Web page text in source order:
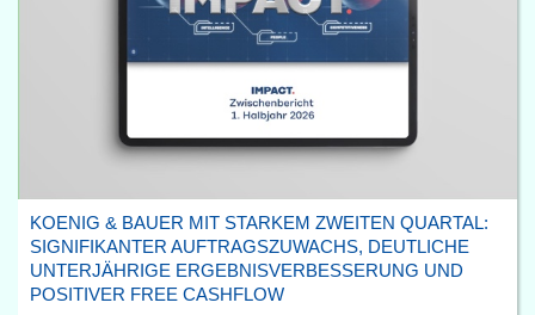
KOENIG & BAUER MIT STARKEM ZWEITEN QUARTAL:
SIGNIFIKANTER AUFTRAGSZUWACHS, DEUTLICHE
UNTERJÄHRIGE ERGEBNISVERBESSERUNG UND
POSITIVER FREE CASHFLOW